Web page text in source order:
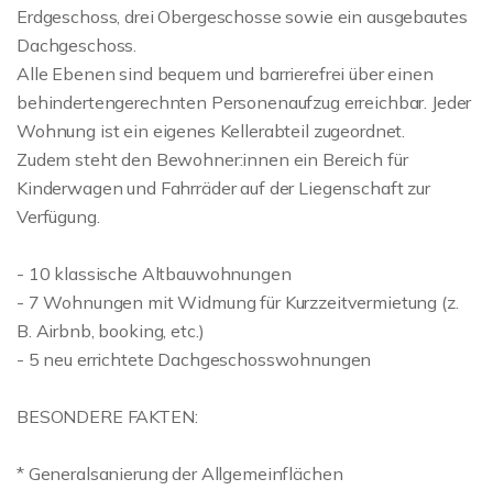
Erdgeschoss, drei Obergeschosse sowie ein ausgebautes
Dachgeschoss.
Alle Ebenen sind bequem und barrierefrei über einen
behindertengerechnten Personenaufzug erreichbar. Jeder
Wohnung ist ein eigenes Kellerabteil zugeordnet.
Zudem steht den Bewohner:innen ein Bereich für
Kinderwagen und Fahrräder auf der Liegenschaft zur
Verfügung.
- 10 klassische Altbauwohnungen
- 7 Wohnungen mit Widmung für Kurzzeitvermietung (z.
B. Airbnb, booking, etc.)
- 5 neu errichtete Dachgeschosswohnungen
BESONDERE FAKTEN:
* Generalsanierung der Allgemeinflächen